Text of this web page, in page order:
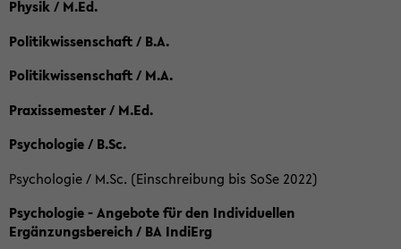
Physik / M.Ed.
Politikwissenschaft / B.A.
Politikwissenschaft / M.A.
Praxissemester / M.Ed.
Psychologie / B.Sc.
Psychologie / M.Sc. (Einschreibung bis SoSe 2022)
Psychologie - Angebote für den Individuellen
Ergänzungsbereich / BA IndiErg